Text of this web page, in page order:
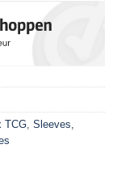
TCG Sleeves,